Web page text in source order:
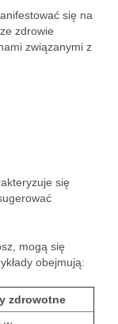
się na
zdrowie
związanymi z
się
mogą się
obejmują:
zdrowotne